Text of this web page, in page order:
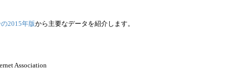
の2015年版から主要なデータを紹介します。
Association